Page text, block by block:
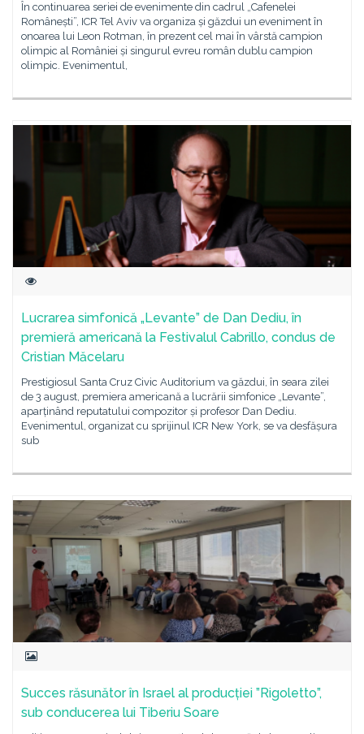
În continuarea seriei de evenimente din cadrul „Cafenelei
Românești”, ICR Tel Aviv va organiza și găzdui un eveniment în
onoarea lui Leon Rotman, în prezent cel mai în vârstă campion
olimpic al României și singurul evreu român dublu campion
olimpic. Evenimentul,
Lucrarea simfonică „Levante” de Dan Dediu, în
premieră americană la Festivalul Cabrillo, condus de
Cristian Măcelaru
Prestigiosul Santa Cruz Civic Auditorium va găzdui, în seara zilei
de 3 august, premiera americană a lucrării simfonice „Levante”,
aparținând reputatului compozitor și profesor Dan Dediu.
Evenimentul, organizat cu sprijinul ICR New York, se va desfășura
sub
Succes răsunător în Israel al producției ”Rigoletto”,
sub conducerea lui Tiberiu Soare